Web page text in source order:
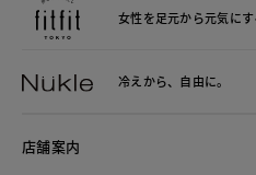
女性を足元から元気にす
冷えから、 自由に。
店舗案内